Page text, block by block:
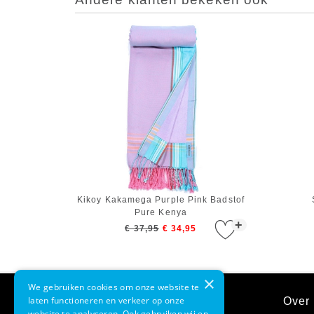
+
Kikoy Kakamega Purple Pink Badstof
Pure Kenya
€ 37,95 € 34,95
Klantenservice Over
×
We gebruiken cookies om onze website te
laten functioneren en verkeer op onze